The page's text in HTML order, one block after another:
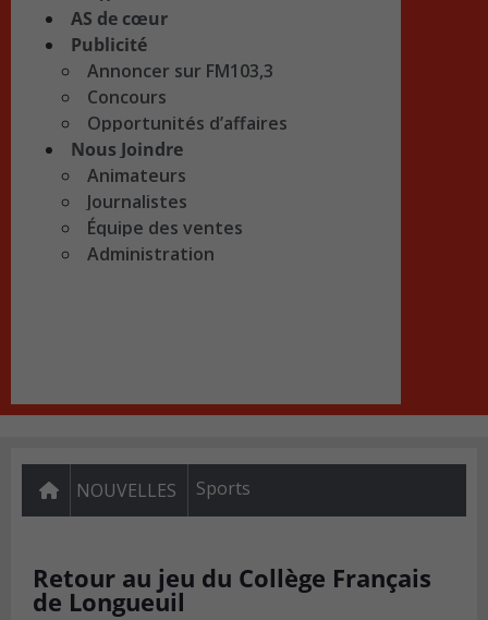
AS de cœur
Publicité
Annoncer sur FM103,3
Concours
Opportunités d’affaires
Nous Joindre
Animateurs
Journalistes
Équipe des ventes
Administration
NOUVELLES Sports
Retour au jeu du Collège Français
de Longueuil